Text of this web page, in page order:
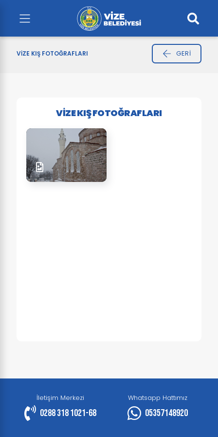
VIZE KIŞ FOTOĞRAFLARI GERI
VIZE KIŞ FOTOĞRAFLARI
İletişim Merkezi
0288 318 1021-68
Whatsapp Hattımız
05357148920